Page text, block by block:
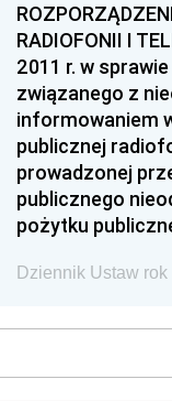
RADIOFONII I
2011 r. w
związanego z
informowaniem
publicznej
prowadzonej
publicznego
pożytku
Dziennik Ustaw